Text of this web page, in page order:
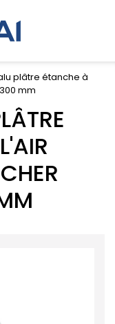
plâtre étanche à
mm